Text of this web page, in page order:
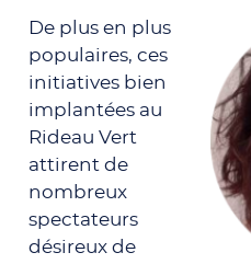
De plus en plus
populaires, ces
initiatives bien
implantées au
Rideau Vert
attirent de
nombreux
spectateurs
désireux de